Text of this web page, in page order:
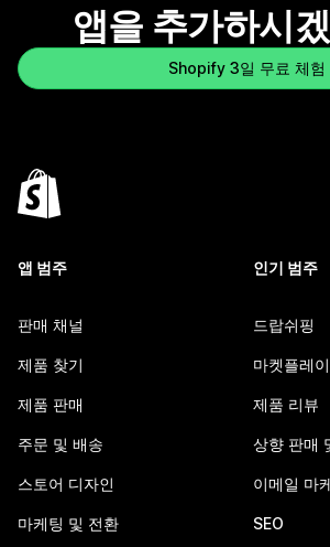
앱을 추가하시
Shopify 3일 무료 체험
앱 범주
판매 채널
제품 찾기
제품 판매
주문 및 배송
스토어 디자인
마케팅 및 전환
인기 범주
드랍쉬핑
마켓플레
제품 리뷰
상향 판매
이메일 마
SEO